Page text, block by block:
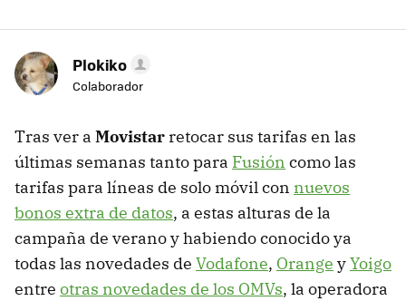
Plokiko
Colaborador
Tras ver a Movistar retocar sus tarifas en las
últimas semanas tanto para Fusión como las
tarifas para líneas de solo móvil con nuevos
bonos extra de datos, a estas alturas de la
campaña de verano y habiendo conocido ya
todas las novedades de Vodafone, Orange yYoigo
entre otras novedades de los OMVs, la operadora